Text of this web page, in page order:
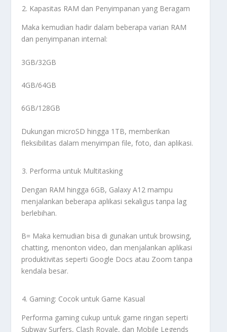
Kapasitas RAM dan Penyimpanan yang Beragam
Maka kemudian hadir dalam beberapa varian RAM
dan penyimpanan internal:
3GB/32GB
4GB/64GB
6GB/128GB
Dukungan microSD hingga 1TB, memberikan
fleksibilitas dalam menyimpan file, foto, dan aplikasi.
Performa untuk Multitasking
Dengan RAM hingga 6GB, Galaxy A12 mampu
menjalankan beberapa aplikasi sekaligus tanpa lag
berlebihan.
B= Maka kemudian bisa di gunakan untuk browsing,
chatting, menonton video, dan menjalankan aplikasi
produktivitas seperti Google Docs atau Zoom tanpa
kendala besar.
Gaming: Cocok untuk Game Kasual
Performa gaming cukup untuk game ringan seperti
Subway Surfers, Clash Royale, dan Mobile Legends